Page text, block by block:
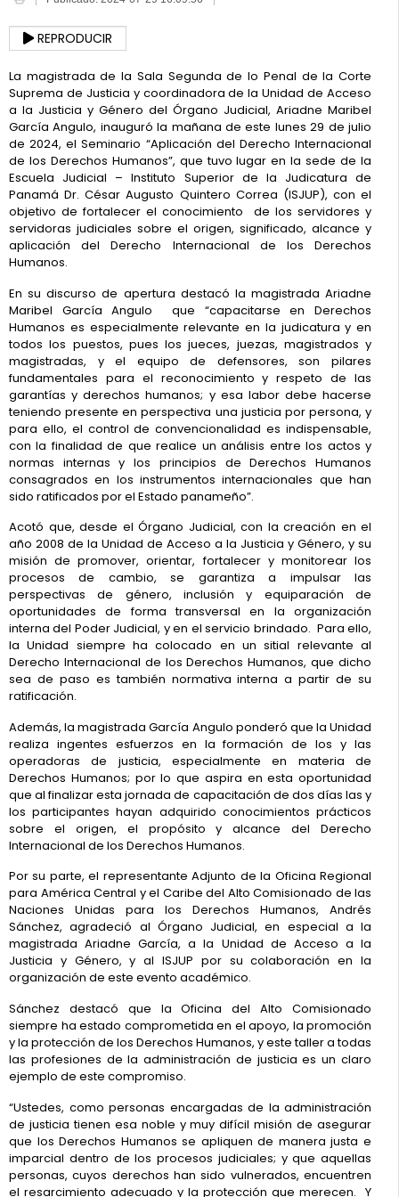
REPRODUCIR
La magistrada de la Sala Segunda de lo Penal de la Corte
Suprema de Justicia y coordinadora de la Unidad de Acceso
a la Justicia y Género del Órgano Judicial, Ariadne Maribel
García Angulo, inauguró la mañana de este lunes 29 de julio
de 2024, el Seminario “Aplicación del Derecho Internacional
de los Derechos Humanos”, que tuvo lugar en la sede de la
Escuela Judicial – Instituto Superior de la Judicatura de
Panamá Dr. César Augusto Quintero Correa (ISJUP), con el
objetivo de fortalecer el conocimiento de los servidores y
servidoras judiciales sobre el origen, significado, alcance y
aplicación del Derecho Internacional de los Derechos
Humanos.
En su discurso de apertura destacó la magistrada Ariadne
Maribel García Angulo que “capacitarse en Derechos
Humanos es especialmente relevante en la judicatura y en
todos los puestos, pues los jueces, juezas, magistrados y
magistradas, y el equipo de defensores, son pilares
fundamentales para el reconocimiento y respeto de las
garantías y derechos humanos; y esa labor debe hacerse
teniendo presente en perspectiva una justicia por persona, y
para ello, el control de convencionalidad es indispensable,
con la finalidad de que realice un análisis entre los actos y
normas internas y los principios de Derechos Humanos
consagrados en los instrumentos internacionales que han
sido ratificados por el Estado panameño”.
Acotó que, desde el Órgano Judicial, con la creación en el
año 2008 de la Unidad de Acceso a la Justicia y Género, y su
misión de promover, orientar, fortalecer y monitorear los
procesos de cambio, se garantiza a impulsar las
perspectivas de género, inclusión y equiparación de
oportunidades de forma transversal en la organización
interna del Poder Judicial, y en el servicio brindado. Para ello,
la Unidad siempre ha colocado en un sitial relevante al
Derecho Internacional de los Derechos Humanos, que dicho
sea de paso es también normativa interna a partir de su
ratificación.
Además, la magistrada García Angulo ponderó que la Unidad
realiza ingentes esfuerzos en la formación de los y las
operadoras de justicia, especialmente en materia de
Derechos Humanos; por lo que aspira en esta oportunidad
que al finalizar esta jornada de capacitación de dos días las y
los participantes hayan adquirido conocimientos prácticos
sobre el origen, el propósito y alcance del Derecho
Internacional de los Derechos Humanos.
Por su parte, el representante Adjunto de la Oficina Regional
para América Central y el Caribe del Alto Comisionado de las
Naciones Unidas para los Derechos Humanos, Andrés
Sánchez, agradeció al Órgano Judicial, en especial a la
magistrada Ariadne García, a la Unidad de Acceso a la
Justicia y Género, y al ISJUP por su colaboración en la
organización de este evento académico.
Sánchez destacó que la Oficina del Alto Comisionado
siempre ha estado comprometida en el apoyo, la promoción
y la protección de los Derechos Humanos, y este taller a todas
las profesiones de la administración de justicia es un claro
ejemplo de este compromiso.
“Ustedes, como personas encargadas de la administración
de justicia tienen esa noble y muy difícil misión de asegurar
que los Derechos Humanos se apliquen de manera justa e
imparcial dentro de los procesos judiciales; y que aquellas
personas, cuyos derechos han sido vulnerados, encuentren
el resarcimiento adecuado y la protección que merecen. Y